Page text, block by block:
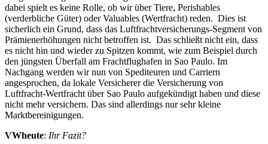
dabei spielt es keine Rolle, ob wir über Tiere, Perishables
(verderbliche Güter) oder Valuables (Wertfracht) reden. Dies ist
sicherlich ein Grund, dass das Luftfrachtversicherungs-Segment von
Prämienerhöhungen nicht betroffen ist. Das schließt nicht ein, dass
es nicht hin und wieder zu Spitzen kommt, wie zum Beispiel durch
den jüngsten Überfall am Frachtflughafen in Sao Paulo. Im
Nachgang werden wir nun von Spediteuren und Carriern
angesprochen, da lokale Versicherer die Versicherung von
Luftfracht-Wertfracht über Sao Paulo aufgekündigt haben und diese
nicht mehr versichern. Das sind allerdings nur sehr kleine
Marktbereinigungen.
VWheute: Ihr Fazit?